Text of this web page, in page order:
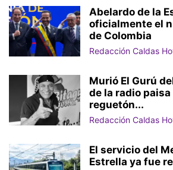
Abelardo de la
oficialmente el
de Colombia
Redacción Caldas
Murió El Gurú
de la radio
reguetón...
Redacción Caldas
El servicio del
Estrella ya fue